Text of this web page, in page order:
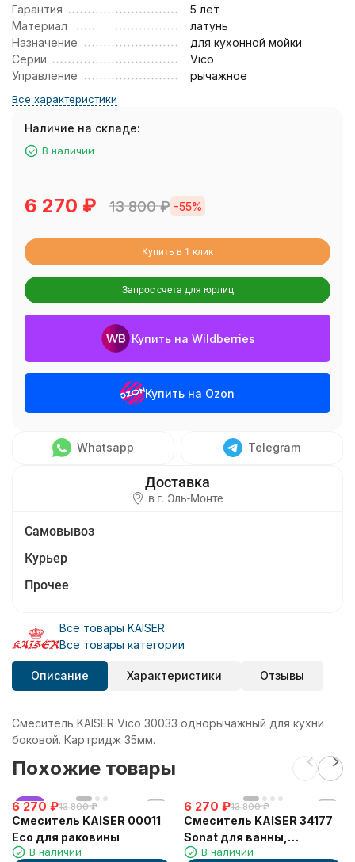
Гарантия
5 лет
Материал
латунь
Назначение
для кухонной мойки
Серии
Vico
Управление
рычажное
Все характеристики
Наличие на складе:
В наличии
6 270 ₽ 13 800₽ -55%
Купить в 1 клик
Запрос счета для юрлиц
Купить на Wildberries
Купить на Ozon
Whatsapp Telegram
в г. Эль-Монте
Самовывоз
Курьер
Прочее
Все товары KAISER
Все товары категории
Описание Характеристики Отзывы
Смеситель KAISER Vico 30033 однорычажный для кухни
боковой. Картридж 35мм.
Похожие товары
хит
6 270 ₽13 800 ₽
Смеситель KAISER 00011
Eco для раковины
В наличии
6 270 ₽13 800 ₽
Смеситель KAISER 34177
Sonat для ванны,
скрытого монтажа
В наличии